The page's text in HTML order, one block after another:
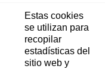
Estas cookies
se utilizan para
recopilar
estadísticas del
sitio web y